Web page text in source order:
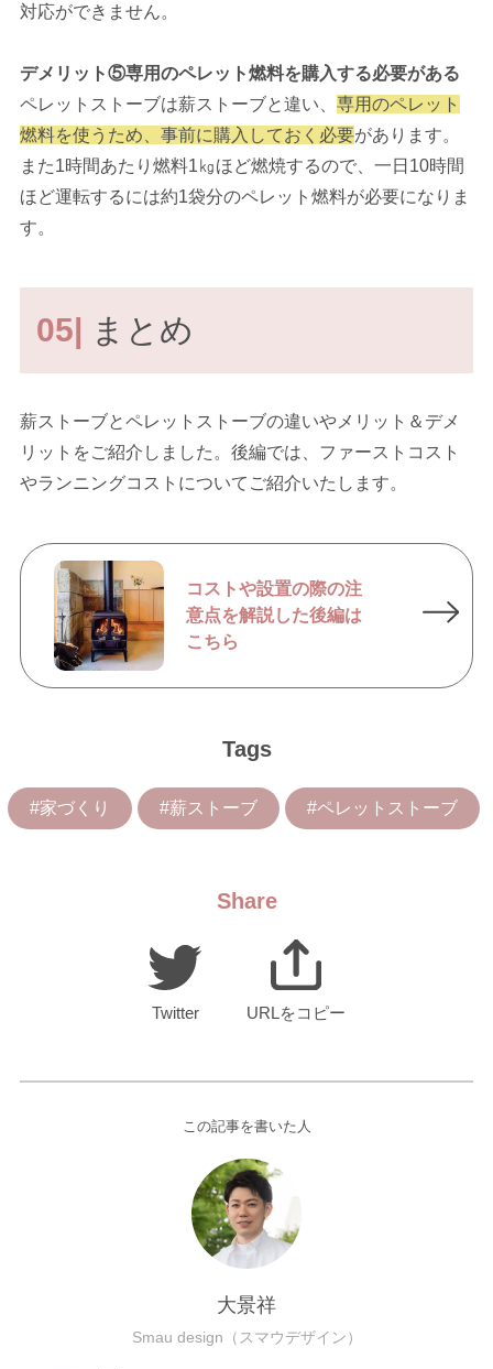
対応ができません。
デメリット⑤専用のペレット燃料を購入する必要がある
ペレットストーブは薪ストーブと違い、 専用のペレット
燃料を使うため、事前に購入しておく必要があります。
また1時間あたり燃料1㎏ほど燃焼するので、一日10時間
ほど運転するには約1袋分のペレット燃料が必要になりま
す。
05| まとめ
薪ストーブとペレットストーブの違いやメリット＆デメ
リットをご紹介しました。後編では、ファーストコスト
やランニングコストについてご紹介いたします。
コストや設置の際の注
意点を解説した後編は
こちら
Tags
#家づくり #薪ストーブ #ペレットストーブ
Share
Twitter URLをコピー
この記事を書いた人
大景祥
Smau design（スマウデザイン）